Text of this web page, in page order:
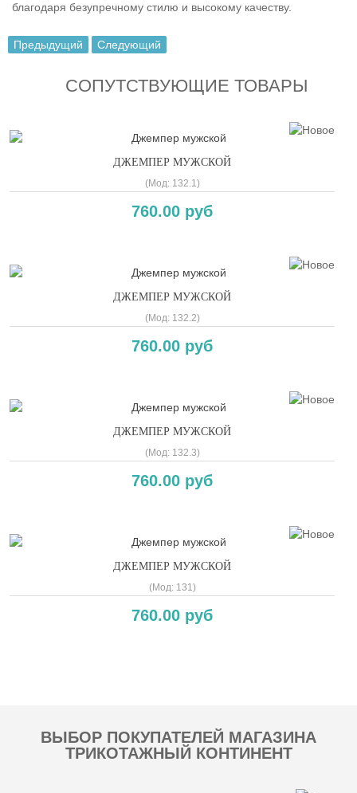
благодаря безупречному стилю и высокому качеству.
Предыдущий Следующий
СОПУТСТВУЮЩИЕ ТОВАРЫ
ДЖЕМПЕР МУЖСКОЙ
(Мод: 132.1 )
760.00 руб
ДЖЕМПЕР МУЖСКОЙ
(Мод: 132.2)
760.00 руб
ДЖЕМПЕР МУЖСКОЙ
(Мод: 132.3)
760.00 руб
ДЖЕМПЕР МУЖСКОЙ
(Мод: 131 )
760.00 руб
ВЫБОР ПОКУПАТЕЛЕЙ МАГАЗИНА
ТРИКОТАЖНЫЙ КОНТИНЕНТ